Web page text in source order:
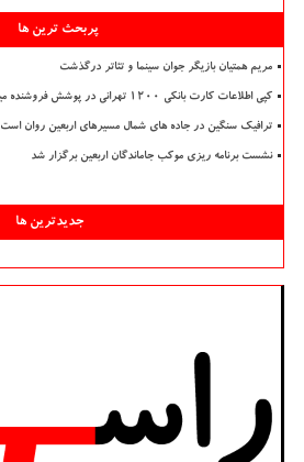
پربحث ترین ها
مریم همتیان بازیگر جوان سینما و تئاتر درگذشت
کپی اطلاعات کارت بانکی ۱۲۰۰ تهرانی در پوشش فروشنده میوه
ترافیک سنگین در جاده های شمال مسیرهای اربعین روان است
نشست برنامه ریزی موکب جاماندگان اربعین برگزار شد
جدیدترین ها